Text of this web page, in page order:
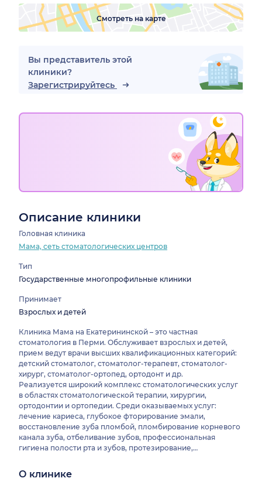
Смотреть на карте
Вы представитель этой
клиники?
Зарегистрируйтесь
Описание клиники
Головная клиника
Мама, сеть стоматологических центров
Тип
Государственные многопрофильные клиники
Принимает
Взрослых и детей
Клиника Мама на Екатерининской – это частная
стоматология в Перми. Обслуживает взрослых и детей,
прием ведут врачи высших квалификационных категорий:
детский стоматолог, стоматолог-терапевт, стоматолог-
хирург, стоматолог-ортопед, ортодонт и др.
Реализуется широкий комплекс стоматологических услуг
в областях стоматологической терапии, хирургии,
ортодонтии и ортопедии. Среди оказываемых услуг:
лечение кариеса, глубокое фторирование эмали,
восстановление зуба пломбой, пломбирование корневого
канала зуба, отбеливание зубов, профессиональная
гигиена полости рта и зубов, протезирование,
Среди используемых методов диагностики: прицельная
внутриротовая контактная рентгенография, внутриротовая
О клинике